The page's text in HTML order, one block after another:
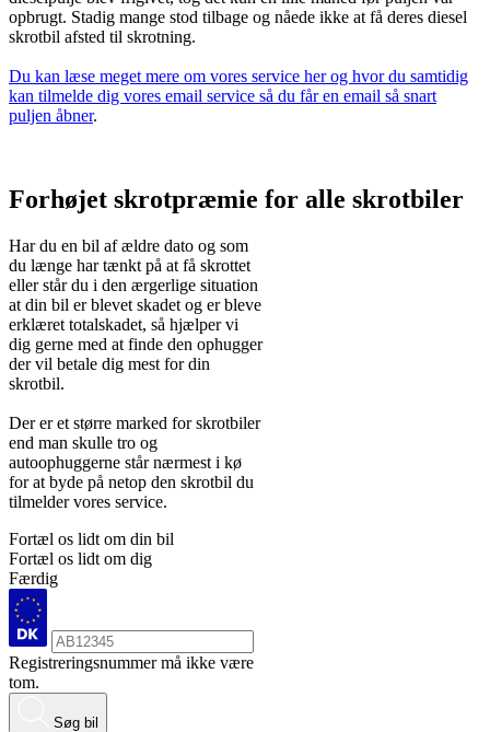
opbrugt. Stadig mange stod tilbage og nåede ikke at få deres diesel
skrotbil afsted til skrotning.
Du kan læse meget mere om vores service her og hvor du samtidig
kan tilmelde dig vores email service så du får en email så snart
puljen åbner.
Forhøjet skrotpræmie for alle skrotbiler
Har du en bil af ældre dato og som
du længe har tænkt på at få skrottet
eller står du i den ærgerlige situation
at din bil er blevet skadet og er bleve
erklæret totalskadet, så hjælper vi
dig gerne med at finde den ophugger
der vil betale dig mest for din
skrotbil.
Der er et større marked for skrotbiler
end man skulle tro og
autoophuggerne står nærmest i kø
for at byde på netop den skrotbil du
tilmelder vores service.
Fortæl os lidt om din bil
Fortæl os lidt om dig
Færdig
Registreringsnummer må ikke være
tom.
Søg bil